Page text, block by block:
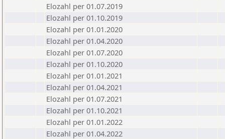
Elozahl per 01.07.2019
Elozahl per 01.10.2019
Elozahl per 01.01.2020
Elozahl per 01.04.2020
Elozahl per 01.07.2020
Elozahl per 01.10.2020
Elozahl per 01.01.2021
Elozahl per 01.04.2021
Elozahl per 01.07.2021
Elozahl per 01.10.2021
Elozahl per 01.01.2022
Elozahl per 01.04.2022